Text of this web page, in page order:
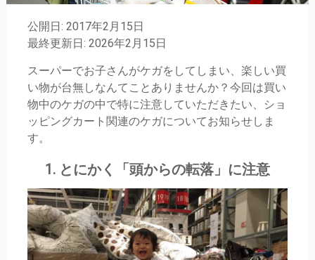
公開日: 2017年2月15日
最終更新日: 2026年2月15日
スーパーでお子さんがケガをしてしまい、楽しい買
い物が台無しなんてことありませんか？今回は買い
物中のケガの中で特に注意していただきたい、ショ
ッピングカート関連のケガについてお知らせしま
す。
1. とにかく「頭からの転落」に注意